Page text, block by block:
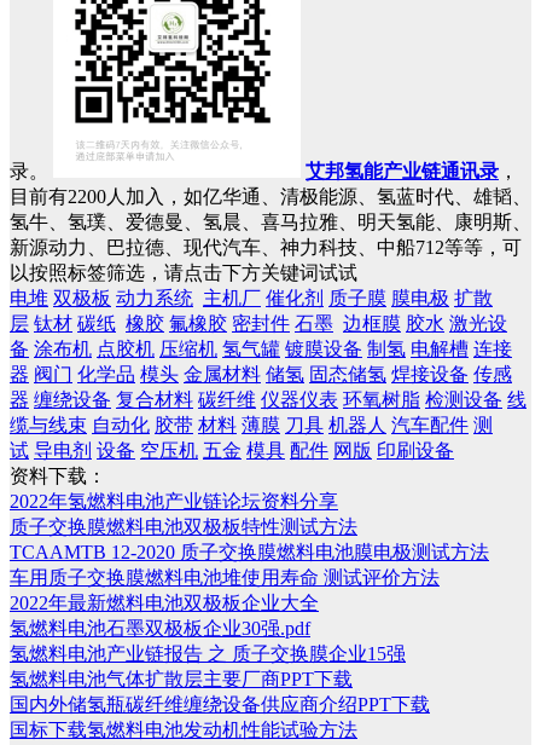
录。 艾邦氢能产业链通讯录 ，
目前有2200人加入，如亿华通、清极能源、氢蓝时代、雄韬、
氢牛、氢璞、爱德曼、氢晨、喜马拉雅、明天氢能、康明斯、
新源动力、巴拉德、现代汽车、神力科技、中船712等等，可
以按照标签筛选，请点击下方关键词试试
电堆 双极板 动力系统 主机厂 催化剂 质子膜 膜电极 扩散
层 钛材 碳纸 橡胶 氟橡胶 密封件 石墨 边框膜 胶水 激光设
备 涂布机 点胶机 压缩机 氢气罐 镀膜设备 制氢 电解槽 连接
器 阀门 化学品 模头 金属材料 储氢 固态储氢 焊接设备 传感
器 缠绕设备 复合材料 碳纤维 仪器仪表 环氧树脂 检测设备 线
缆与线束 自动化 胶带 材料 薄膜 刀具 机器人 汽车配件 测
试 导电剂 设备 空压机 五金 模具 配件 网版 印刷设备
资料下载：
2022年氢燃料电池产业链论坛资料分享
质子交换膜燃料电池双极板特性测试方法
TCAAMTB 12-2020 质子交换膜燃料电池膜电极测试方法
车用质子交换膜燃料电池堆使用寿命 测试评价方法
2022年最新燃料电池双极板企业大全
氢燃料电池石墨双极板企业30强.pdf
氢燃料电池产业链报告 之 质子交换膜企业15强
氢燃料电池气体扩散层主要厂商PPT下载
国内外储氢瓶碳纤维缠绕设备供应商介绍PPT下载
国标下载氢燃料电池发动机性能试验方法